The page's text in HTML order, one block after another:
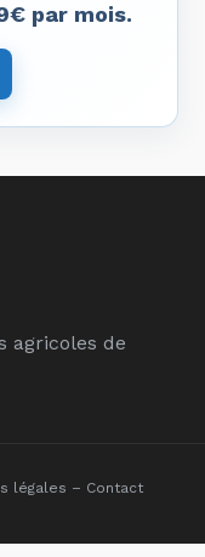
par mois.
agricoles de
légales – Contact